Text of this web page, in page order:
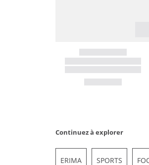
Continuez à explorer
ERIMA SPORTS